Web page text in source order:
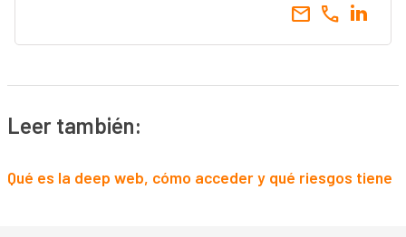
call
email
Leer también:
Qué es la deep web, cómo acceder y qué riesgos tiene